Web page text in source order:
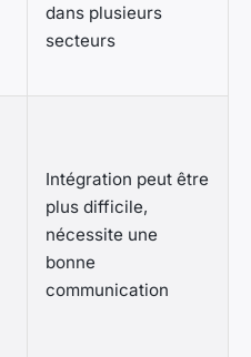
dans plusieurs
secteurs
Intégration peut être
plus difficile,
nécessite une
bonne
communication